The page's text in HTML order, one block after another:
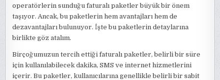
operatörlerin sunduğu faturalı paketler büyük bir önem
taşıyor. Ancak, bu paketlerin hem avantajları hem de
dezavantajları bulunuyor. İşte bu paketlerin detaylarına
birlikte göz atalım.
Birçoğumuzun tercih ettiği faturalı paketler, belirli bir süre
için kullanılabilecek dakika, SMS ve internet hizmetlerini
içerir. Bu paketler, kullanıcılarına genellikle belirli bir sabit